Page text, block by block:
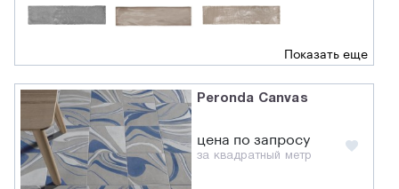
Показать еще
Peronda Canvas
цена по запросу
за квадратный метр